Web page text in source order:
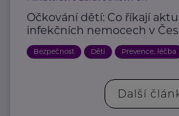
Očkování dětí: Co říkají
infekčních nemocech v
Bezpečnost Děti Prevence, léčba
Další